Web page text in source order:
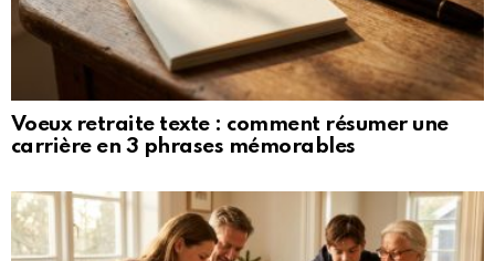
Voeux retraite texte : comment résumer une
carrière en 3 phrases mémorables